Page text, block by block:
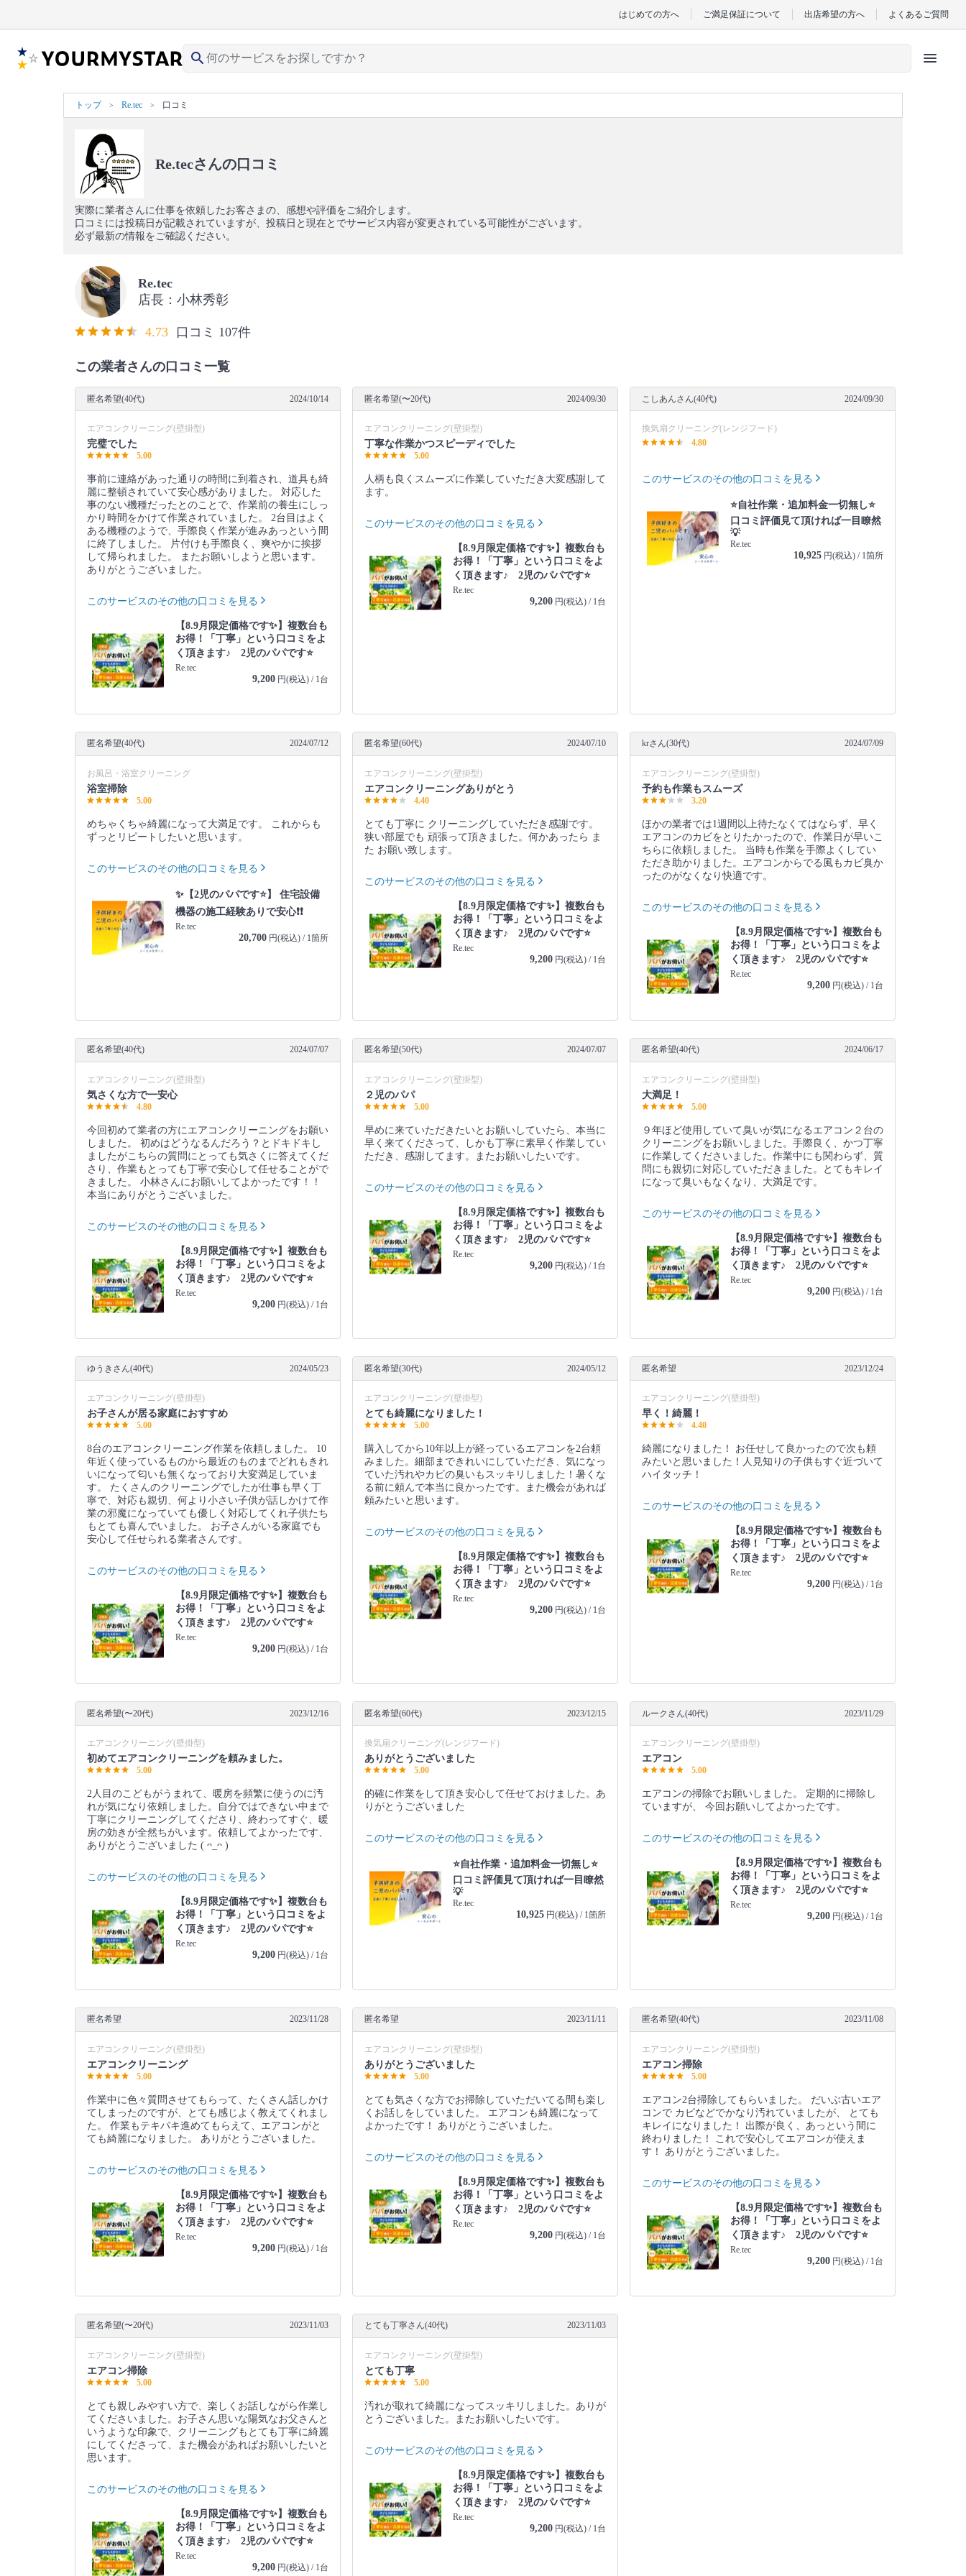
はじめての方へ ご満足保証について 出店希望の方へ よくあるご質問
search menu
トップ Re.tec 口コミ
Re.tecさんの口コミ
実際に業者さんに仕事を依頼したお客さまの、感想や評価をご紹介します。
口コミには投稿日が記載されていますが、投稿日と現在とでサービス内容が変更されている可能性がございます。
必ず最新の情報をご確認ください。
Re.tec
店長：小林秀彰
4.73 口コミ 107件
この業者さんの口コミ一覧
匿名希望(40代) 2024/10/14
エアコンクリーニング(壁掛型)
完璧でした
5.00
事前に連絡があった通りの時間に到着され、道具も綺
麗に整頓されていて安心感がありました。 対応した
事のない機種だったとのことで、作業前の養生にしっ
かり時間をかけて作業されていました。 2台目はよく
ある機種のようで、手際良く作業が進みあっという間
に終了しました。 片付けも手際良く、爽やかに挨拶
して帰られました。 またお願いしようと思います。
ありがとうございました。
このサービスのその他の口コミを見る
【8.9月限定価格です✨】複数台も
お得！「丁寧」という口コミをよ
く頂きます♪ 2児のパパです⭐️
Re.tec
9,200 円(税込) / 1台
匿名希望(〜20代) 2024/09/30
エアコンクリーニング(壁掛型)
丁寧な作業かつスピーディでした
5.00
人柄も良くスムーズに作業していただき大変感謝して
ます。
このサービスのその他の口コミを見る
【8.9月限定価格です✨】複数台も
お得！「丁寧」という口コミをよ
く頂きます♪ 2児のパパです⭐️
Re.tec
9,200 円(税込) / 1台
こしあんさん(40代) 2024/09/30
換気扇クリーニング(レンジフード)
4.80
このサービスのその他の口コミを見る
⭐自社作業・追加料金一切無し⭐
口コミ評価見て頂ければ一目瞭然
💡
Re.tec
10,925 円(税込) / 1箇所
匿名希望(40代) 2024/07/12
お風呂・浴室クリーニング
浴室掃除
5.00
めちゃくちゃ綺麗になって大満足です。 これからも
ずっとリピートしたいと思います。
このサービスのその他の口コミを見る
✨【2児のパパです⭐️】 住宅設備
機器の施工経験ありで安心❗️❗️
Re.tec
20,700 円(税込) / 1箇所
匿名希望(60代) 2024/07/10
エアコンクリーニング(壁掛型)
エアコンクリーニングありがとう
4.40
とても丁寧に クリーニングしていただき感謝です。
狭い部屋でも 頑張って頂きました。何かあったら ま
た お願い致します。
このサービスのその他の口コミを見る
【8.9月限定価格です✨】複数台も
お得！「丁寧」という口コミをよ
く頂きます♪ 2児のパパです⭐️
Re.tec
9,200 円(税込) / 1台
krさん(30代) 2024/07/09
エアコンクリーニング(壁掛型)
予約も作業もスムーズ
3.20
ほかの業者では1週間以上待たなくてはならず、早く
エアコンのカビをとりたかったので、作業日が早いこ
ちらに依頼しました。 当時も作業を手際よくしてい
ただき助かりました。エアコンからでる風もカビ臭か
ったのがなくなり快適です。
このサービスのその他の口コミを見る
【8.9月限定価格です✨】複数台も
お得！「丁寧」という口コミをよ
く頂きます♪ 2児のパパです⭐️
Re.tec
9,200 円(税込) / 1台
匿名希望(40代) 2024/07/07
エアコンクリーニング(壁掛型)
気さくな方で一安心
4.80
今回初めて業者の方にエアコンクリーニングをお願い
しました。 初めはどうなるんだろう？とドキドキし
ましたがこちらの質問にとっても気さくに答えてくだ
さり、作業もとっても丁寧で安心して任せることがで
きました。 小林さんにお願いしてよかったです！！
本当にありがとうございました。
このサービスのその他の口コミを見る
【8.9月限定価格です✨】複数台も
お得！「丁寧」という口コミをよ
く頂きます♪ 2児のパパです⭐️
Re.tec
9,200 円(税込) / 1台
匿名希望(50代) 2024/07/07
エアコンクリーニング(壁掛型)
２児のパパ
5.00
早めに来ていただきたいとお願いしていたら、本当に
早く来てくださって、しかも丁寧に素早く作業してい
ただき、感謝してます。またお願いしたいです。
このサービスのその他の口コミを見る
【8.9月限定価格です✨】複数台も
お得！「丁寧」という口コミをよ
く頂きます♪ 2児のパパです⭐️
Re.tec
9,200 円(税込) / 1台
匿名希望(40代) 2024/06/17
エアコンクリーニング(壁掛型)
大満足！
5.00
９年ほど使用していて臭いが気になるエアコン２台の
クリーニングをお願いしました。手際良く、かつ丁寧
に作業してくださいました。作業中にも関わらず、質
問にも親切に対応していただきました。とてもキレイ
になって臭いもなくなり、大満足です。
このサービスのその他の口コミを見る
【8.9月限定価格です✨】複数台も
お得！「丁寧」という口コミをよ
く頂きます♪ 2児のパパです⭐️
Re.tec
9,200 円(税込) / 1台
ゆうきさん(40代) 2024/05/23
エアコンクリーニング(壁掛型)
お子さんが居る家庭におすすめ
5.00
8台のエアコンクリーニング作業を依頼しました。 10
年近く使っているものから最近のものまでどれもきれ
いになって匂いも無くなっており大変満足していま
す。 たくさんのクリーニングでしたが仕事も早く丁
寧で、対応も親切、何より小さい子供が話しかけて作
業の邪魔になっていても優しく対応してくれ子供たち
もとても喜んでいました。 お子さんがいる家庭でも
安心して任せられる業者さんです。
このサービスのその他の口コミを見る
【8.9月限定価格です✨】複数台も
お得！「丁寧」という口コミをよ
く頂きます♪ 2児のパパです⭐️
Re.tec
9,200 円(税込) / 1台
匿名希望(30代) 2024/05/12
エアコンクリーニング(壁掛型)
とても綺麗になりました！
5.00
購入してから10年以上が経っているエアコンを2台頼
みました。細部まできれいにしていただき、気になっ
ていた汚れやカビの臭いもスッキリしました！暑くな
る前に頼んで本当に良かったです。また機会があれば
頼みたいと思います。
このサービスのその他の口コミを見る
【8.9月限定価格です✨】複数台も
お得！「丁寧」という口コミをよ
く頂きます♪ 2児のパパです⭐️
Re.tec
9,200 円(税込) / 1台
匿名希望 2023/12/24
エアコンクリーニング(壁掛型)
早く！綺麗！
4.40
綺麗になりました！ お任せして良かったので次も頼
みたいと思いました！人見知りの子供もすぐ近づいて
ハイタッチ！
このサービスのその他の口コミを見る
【8.9月限定価格です✨】複数台も
お得！「丁寧」という口コミをよ
く頂きます♪ 2児のパパです⭐️
Re.tec
9,200 円(税込) / 1台
匿名希望(〜20代) 2023/12/16
エアコンクリーニング(壁掛型)
初めてエアコンクリーニングを頼みました。
5.00
2人目のこどもがうまれて、暖房を頻繁に使うのに汚
れが気になり依頼しました。自分ではできない中まで
丁寧にクリーニングしてくださり、終わってすぐ、暖
房の効きが全然ちがいます。依頼してよかったです、
ありがとうございました ( ᴖ_ᴖ )‎
このサービスのその他の口コミを見る
【8.9月限定価格です✨】複数台も
お得！「丁寧」という口コミをよ
く頂きます♪ 2児のパパです⭐️
Re.tec
9,200 円(税込) / 1台
匿名希望(60代) 2023/12/15
換気扇クリーニング(レンジフード)
ありがとうございました
5.00
的確に作業をして頂き安心して任せておけました。あ
りがとうございました
このサービスのその他の口コミを見る
⭐自社作業・追加料金一切無し⭐
口コミ評価見て頂ければ一目瞭然
💡
Re.tec
10,925 円(税込) / 1箇所
ルークさん(40代) 2023/11/29
エアコンクリーニング(壁掛型)
エアコン
5.00
エアコンの掃除でお願いしました。 定期的に掃除し
ていますが、 今回お願いしてよかったです。
このサービスのその他の口コミを見る
【8.9月限定価格です✨】複数台も
お得！「丁寧」という口コミをよ
く頂きます♪ 2児のパパです⭐️
Re.tec
9,200 円(税込) / 1台
匿名希望 2023/11/28
エアコンクリーニング(壁掛型)
エアコンクリーニング
5.00
作業中に色々質問させてもらって、たくさん話しかけ
てしまったのですが、とても感じよく教えてくれまし
た。 作業もテキパキ進めてもらえて、エアコンがと
ても綺麗になりました。 ありがとうございました。
このサービスのその他の口コミを見る
【8.9月限定価格です✨】複数台も
お得！「丁寧」という口コミをよ
く頂きます♪ 2児のパパです⭐️
Re.tec
9,200 円(税込) / 1台
匿名希望 2023/11/11
エアコンクリーニング(壁掛型)
ありがとうございました
5.00
とても気さくな方でお掃除していただいてる間も楽し
くお話しをしていました。 エアコンも綺麗になって
よかったです！ ありがとうございました。
このサービスのその他の口コミを見る
【8.9月限定価格です✨】複数台も
お得！「丁寧」という口コミをよ
く頂きます♪ 2児のパパです⭐️
Re.tec
9,200 円(税込) / 1台
匿名希望(40代) 2023/11/08
エアコンクリーニング(壁掛型)
エアコン掃除
5.00
エアコン2台掃除してもらいました。 だいぶ古いエア
コンで カビなどでかなり汚れていましたが、 とても
キレイになりました！ 出際が良く、あっという間に
終わりました！ これで安心してエアコンが使えま
す！ ありがとうございました。
このサービスのその他の口コミを見る
【8.9月限定価格です✨】複数台も
お得！「丁寧」という口コミをよ
く頂きます♪ 2児のパパです⭐️
Re.tec
9,200 円(税込) / 1台
匿名希望(〜20代) 2023/11/03
エアコンクリーニング(壁掛型)
エアコン掃除
5.00
とても親しみやすい方で、楽しくお話しながら作業し
てくださいました。お子さん思いな陽気なお父さんと
いうような印象で、クリーニングもとても丁寧に綺麗
にしてくださって、また機会があればお願いしたいと
思います。
このサービスのその他の口コミを見る
【8.9月限定価格です✨】複数台も
お得！「丁寧」という口コミをよ
く頂きます♪ 2児のパパです⭐️
Re.tec
9,200 円(税込) / 1台
とても丁寧さん(40代) 2023/11/03
エアコンクリーニング(壁掛型)
とても丁寧
5.00
汚れが取れて綺麗になってスッキリしました。ありが
とうございました。またお願いしたいです。
このサービスのその他の口コミを見る
【8.9月限定価格です✨】複数台も
お得！「丁寧」という口コミをよ
く頂きます♪ 2児のパパです⭐️
Re.tec
9,200 円(税込) / 1台